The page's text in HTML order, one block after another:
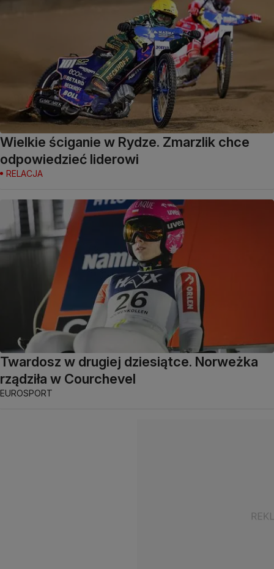
Wielkie ściganie w Rydze. Zmarzlik chce
odpowiedzieć liderowi
RELACJA
Twardosz w drugiej dziesiątce. Norweżka
rządziła w Courchevel
EUROSPORT